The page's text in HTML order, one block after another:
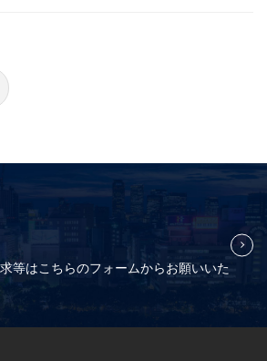
等はこちらのフォームからお願いいた